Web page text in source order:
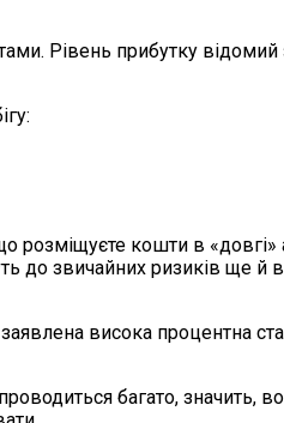
Рівень прибутку
розміщуєте кошти в «довгі»
до звичайних ризиків ще
висока процентна
багато, значить,